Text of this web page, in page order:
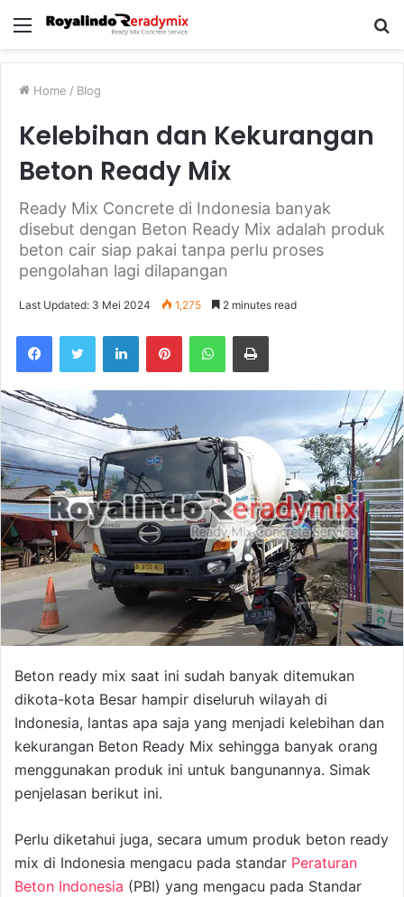
Menu
Home / Blog
Kelebihan dan Kekurangan
Beton Ready Mix
Ready Mix Concrete di Indonesia banyak
disebut dengan Beton Ready Mix adalah produk
beton cair siap pakai tanpa perlu proses
pengolahan lagi dilapangan
Last Updated: 3 Mei 2024 1,275 2 minutes read
FacebookTwitter LinkedInPinterestWhatsAppPrint
Beton ready mix saat ini sudah banyak ditemukan
dikota-kota Besar hampir diseluruh wilayah di
Indonesia, lantas apa saja yang menjadi kelebihan dan
kekurangan Beton Ready Mix sehingga banyak orang
menggunakan produk ini untuk bangunannya. Simak
penjelasan berikut ini.
Perlu diketahui juga, secara umum produk beton ready
mix di Indonesia mengacu pada standar Peraturan
Beton Indonesia (PBI) yang mengacu pada Standar